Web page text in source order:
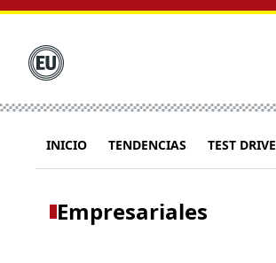
INICIO TENDENCIAS TEST DRIVE
Empresariales